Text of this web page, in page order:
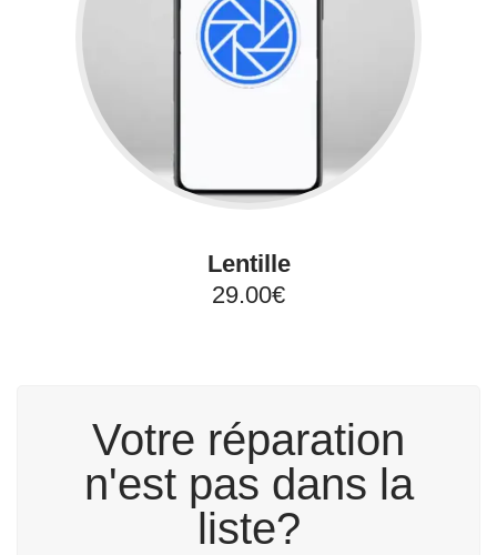
Lentille
29.00€
Votre réparation
n'est pas dans la
liste?